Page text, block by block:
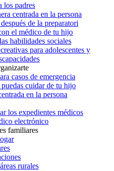
los padres
centrada en la persona
de la preparatori
el médico de tu hijo
habilidades sociales
para adolescentes y
casos de emergencia
cuidar de tu hijo
en la persona
los expedientes médicos
electrónico
familiares
rurales